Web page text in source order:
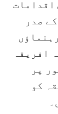
اقدامات
صدر
افریقہ
پر
کو